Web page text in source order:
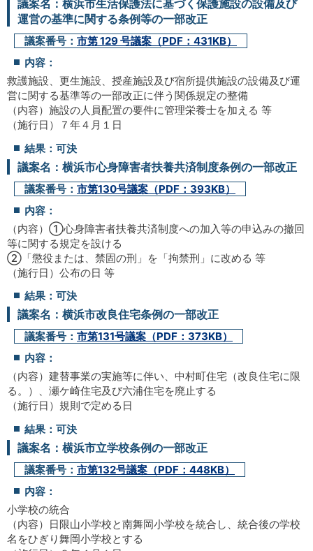
議案名：横浜市生活保護法に基づく保護施設の設備及び
運営の基準に関する条例等の一部改正
議案番号： 市第 129 号議案（PDF：431KB）
内容：
救護施設、更生施設、授産施設及び宿所提供施設の設備及び運
営に関する基準等の一部改正に伴う関係規定の整備
（内容）施設の人員配置の要件に管理栄養士を加える 等
（施行日）７年４月１日
結果：可決
議案名：横浜市心身障害者扶養共済制度条例の一部改正
議案番号： 市第130号議案（PDF：393KB）
内容：
（内容）①心身障害者扶養共済制度への加入等の申込みの撤回
等に関する規定を設ける
②「懲役または、禁固の刑」を「拘禁刑」に改める 等
（施行日）公布の日 等
結果：可決
議案名：横浜市改良住宅条例の一部改正
議案番号： 市第131号議案（PDF：373KB）
内容：
（内容）建替事業の実施等に伴い、中村町住宅（改良住宅に限
る。）、瀬ケ崎住宅及び六浦住宅を廃止する
（施行日）規則で定める日
結果：可決
議案名：横浜市立学校条例の一部改正
議案番号： 市第132号議案（PDF：448KB）
内容：
小学校の統合
（内容）日限山小学校と南舞岡小学校を統合し、統合後の学校
名をひぎり舞岡小学校とする